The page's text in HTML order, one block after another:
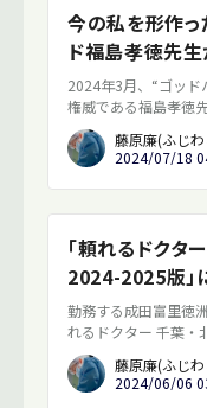
んだことが今の自分
医時代の過ごし方が
今の私を形作っ
ド福島孝徳先
た教え
2024年3月、“ゴッド
権威である福島孝徳
akanori
the news of the
2024/07/18
「頼れるドクタ
2024-2025版」
が掲載されまし
勤務する成田富里徳
れるドクター 千葉・
（ギミック発行、
徳洲会病院の脳神経
ページに掲載されてい
2024/06/06